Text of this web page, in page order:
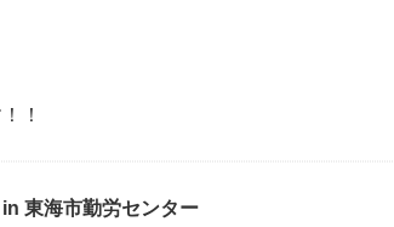
！
東海市勤労センター